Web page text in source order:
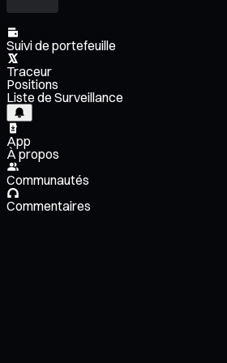
Suivi de portefeuille
Traceur
Positions
Liste de Surveillance
App
À propos
Communautés
Commentaires